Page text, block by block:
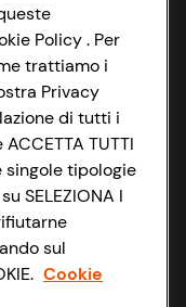
Policy . Per
trattiamo i
Privacy
di tutti i
TUTTI
singole tipologie
SELEZIONA I
sul
Cookie